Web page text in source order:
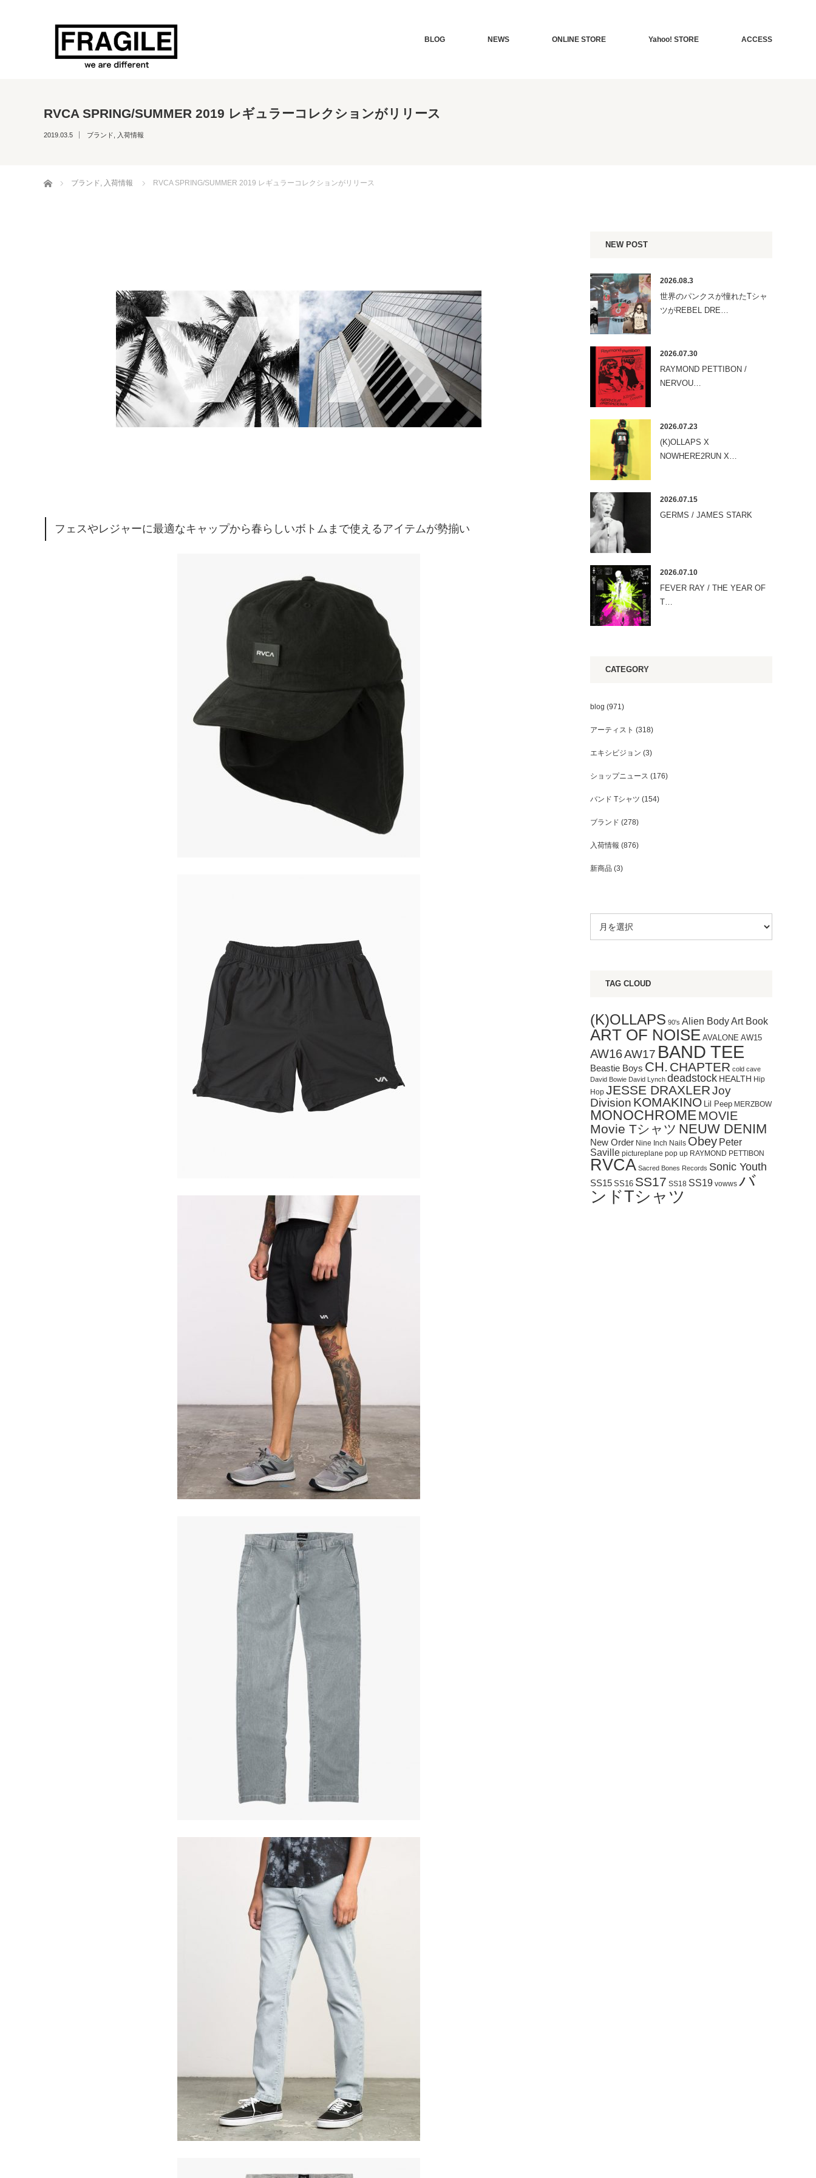
BLOG NEWS ONLINE STORE Yahoo! STORE ACCESS
RVCA SPRING/SUMMER 2019 レギュラーコレクションがリリース
2019.03.5 ブランド 入荷情報
ホーム ブランド, 入荷情報 RVCA SPRING/SUMMER 2019 レギュラーコレクションがリリース
フェスやレジャーに最適なキャップから春らしいボトムまで使えるアイテムが勢揃い
NEW POST
2026.08.3
世界のパンクスが憧れたTシャ
ツがREBEL DRE…
2026.07.30
RAYMOND PETTIBON /
NERVOU…
2026.07.23
(K)OLLAPS X
NOWHERE2RUN X…
2026.07.15
GERMS / JAMES STARK
2026.07.10
FEVER RAY / THE YEAR OF
T…
CATEGORY
blog (971)
アーティスト (318)
エキシビジョン (3)
ショップニュース (176)
バンド Tシャツ (154)
ブランド (278)
入荷情報 (876)
新商品 (3)
TAG CLOUD
(K)OLLAPS 90's Alien BodyArt Book
ART OF NOISE AVALONE AW15
AW16AW17 BAND TEE
Beastie Boys CH. CHAPTER cold cave
David Bowie David Lynch deadstock HEALTH Hip
Hop JESSE DRAXLERJoy
Division KOMAKINO Lil Peep MERZBOW
MONOCHROMEMOVIE
Movie Tシャツ NEUW DENIM
New Order Nine Inch Nails Obey Peter
Saville pictureplane pop up RAYMOND PETTIBON
RVCA Sacred Bones Records Sonic Youth
SS15 SS16 SS17 SS18 SS19 vowws バ
ンドTシャツ